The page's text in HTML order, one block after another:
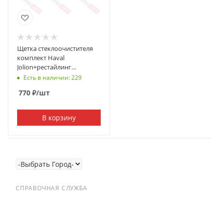
Щетка стеклоочистителя
комплект Haval
Jolion+рестайлинг
600+430мм
Есть в наличии: 229
770 ₽/шт
В корзину
СПРАВОЧНАЯ СЛУЖБА